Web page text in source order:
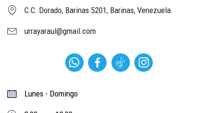
C.C. Dorado, Barinas 5201, Barinas, Venezuela.
urrayaraul@gmail.com
Lunes - Domingo